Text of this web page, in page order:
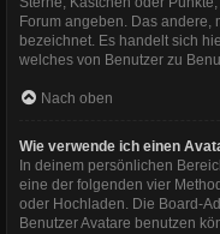
Forum angeben. Das andere,
bezeichnet. Es handelt sich
welches von Benutzer zu
Nach oben
Wie verwende ich einen
In deinem persönlichen
eine der folgenden vier
oder Hochladen. Die Board-
Benutzer Avatare benutzen